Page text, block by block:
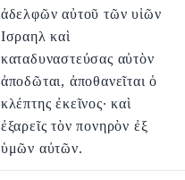
ἀδελφῶν αὐτοῦ τῶν υἱῶν
Ισραηλ καὶ
καταδυναστεύσας αὐτὸν
ἀποδῶται, ἀποθανεῖται ὁ
κλέπτης ἐκεῖνος· καὶ
ἐξαρεῖς τὸν πονηρὸν ἐξ
ὑμῶν αὐτῶν.